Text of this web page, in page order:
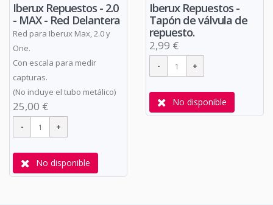
Iberux Repuestos - 2.0
- MAX - Red Delantera
Red para Iberux Max, 2.0 y
One.
Con escala para medir
capturas.
(No incluye el tubo metálico)
25,00 €
No disponible
Iberux Repuestos -
Tapón de válvula de
repuesto.
2,99 €
No disponible